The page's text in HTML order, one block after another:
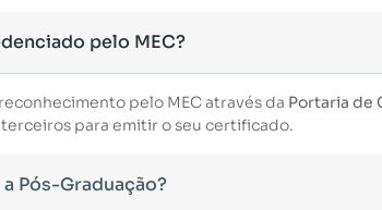
pelo MEC?
pelo MEC através da Portaria de
para emitir o seu certificado.
Pós-Graduação?